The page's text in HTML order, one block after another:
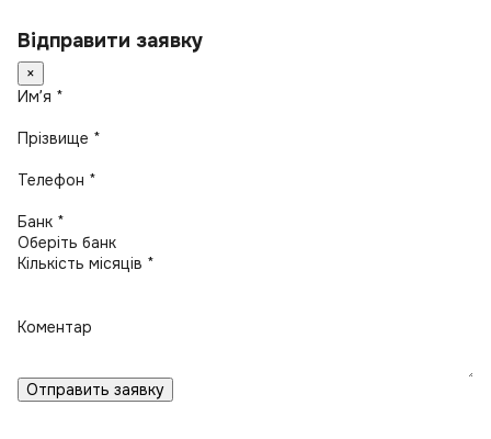
Відправити заявку
×
Имʼя *
Прізвище *
Телефон *
Банк *
Кількість місяців *
Коментар
Отправить заявку